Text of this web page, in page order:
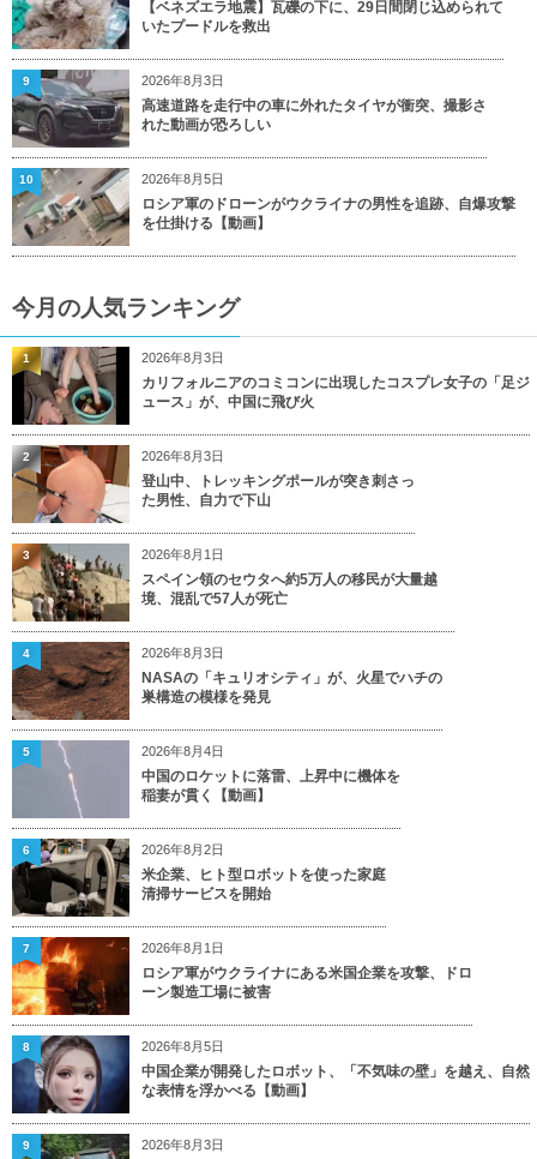
【ベネズエラ地震】瓦礫の下に、29日間閉じ込められて
いたプードルを救出
2026年8月3日
高速道路を走行中の車に外れたタイヤが衝突、撮影さ
れた動画が恐ろしい
9
2026年8月5日
ロシア軍のドローンがウクライナの男性を追跡、自爆攻撃
を仕掛ける【動画】
10
今月の人気ランキング
2026年8月3日
カリフォルニアのコミコンに出現したコスプレ女子の「足ジ
ュース」が、中国に飛び火
1
2026年8月3日
登山中、トレッキングポールが突き刺さっ
た男性、自力で下山
2
2026年8月1日
スペイン領のセウタへ約5万人の移民が大量越
境、混乱で57人が死亡
3
2026年8月3日
NASAの「キュリオシティ」が、火星でハチの
巣構造の模様を発見
4
2026年8月4日
中国のロケットに落雷、上昇中に機体を
稲妻が貫く【動画】
5
2026年8月2日
米企業、ヒト型ロボットを使った家庭
清掃サービスを開始
6
2026年8月1日
ロシア軍がウクライナにある米国企業を攻撃、ドロ
ーン製造工場に被害
7
2026年8月5日
中国企業が開発したロボット、「不気味の壁」を越え、自然
な表情を浮かべる【動画】
8
2026年8月3日
9